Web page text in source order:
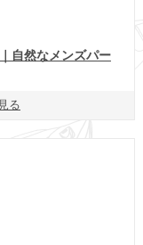
自然なメンズパー
る